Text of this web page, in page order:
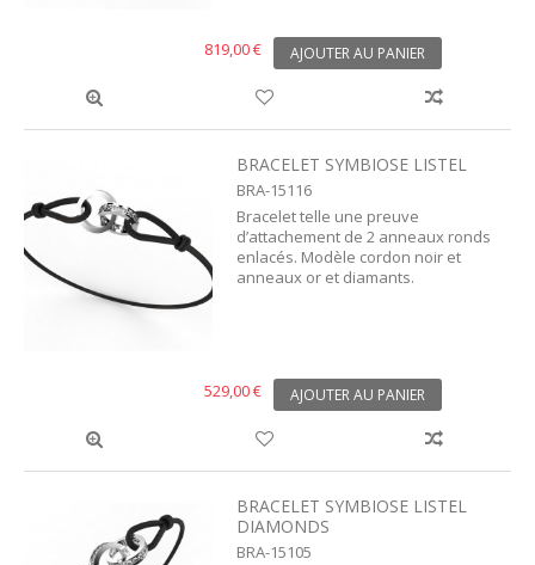
819,00 € AJOUTER AU PANIER
BRACELET SYMBIOSE LISTEL
BRA-15116
Bracelet telle une preuve
d’attachement de 2 anneaux ronds
enlacés. Modèle cordon noir et
anneaux or et diamants.
529,00 € AJOUTER AU PANIER
BRACELET SYMBIOSE LISTEL
DIAMONDS
BRA-15105